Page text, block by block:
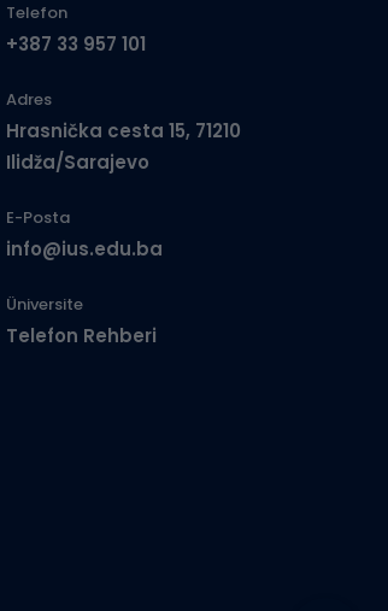
Telefon
+387 33 957 101
Adres
Hrasnička cesta 15, 71210
Ilidža/Sarajevo
E-Posta
info@ius.edu.ba
Üniversite
Telefon Rehberi